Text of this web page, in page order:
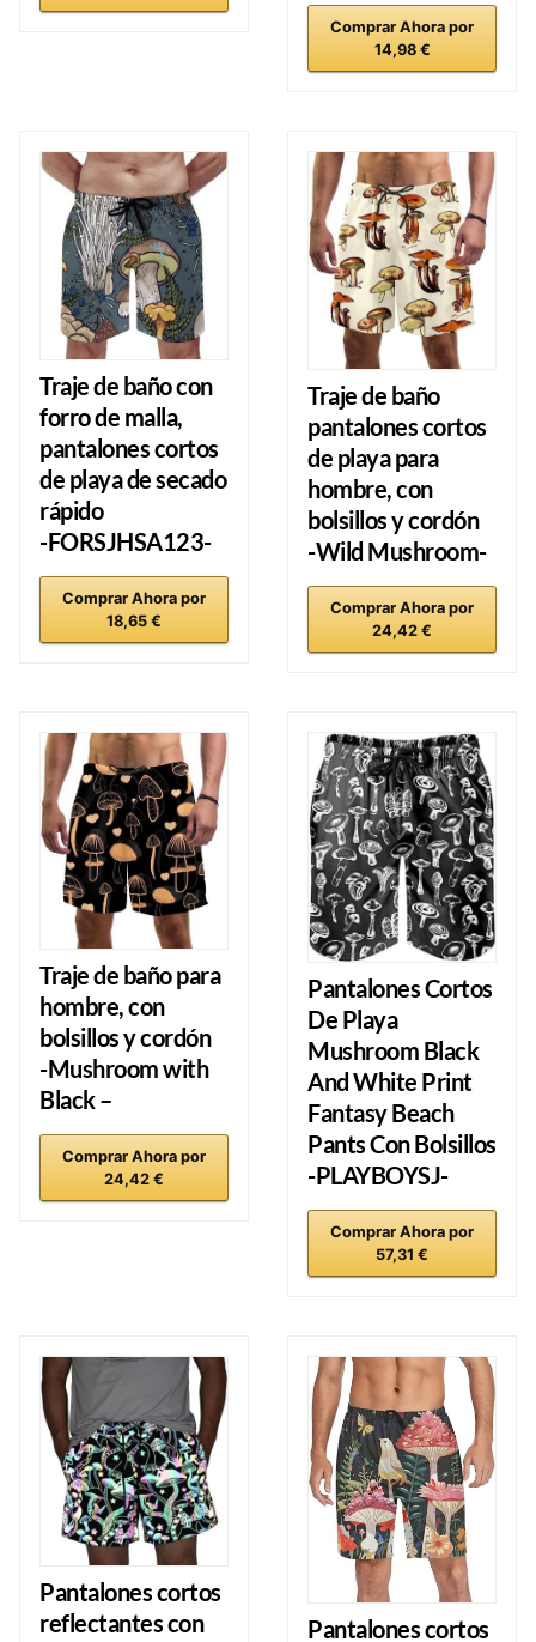
Comprar Ahora por
14,98 €
Traje de baño con
forro de malla,
pantalones cortos
de playa de secado
rápido
-FORSJHSA123-
Comprar Ahora por
18,65 €
Traje de baño
pantalones cortos
de playa para
hombre, con
bolsillos y cordón
-Wild Mushroom-
Comprar Ahora por
24,42 €
Traje de baño para
hombre, con
bolsillos y cordón
-Mushroom with
Black –
Comprar Ahora por
24,42 €
Pantalones Cortos
De Playa
Mushroom Black
And White Print
Fantasy Beach
Pants Con Bolsillos
-PLAYBOYSJ-
Comprar Ahora por
57,31 €
Pantalones cortos
reflectantes con
Pantalones cortos